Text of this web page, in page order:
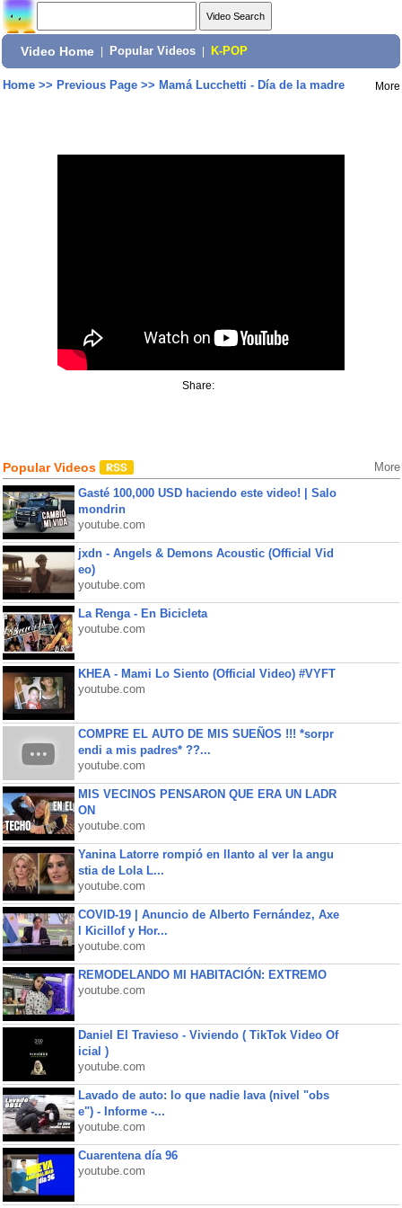
Video Home Popular Videos K-POP
Home>> Previous Page>> Mamá Lucchetti - Día de la madre More
Share:
Popular Videos More
Gasté 100,000 USD haciendo este video! | Salo
mondrin
youtube.com
jxdn - Angels & Demons Acoustic (Official Vid
eo)
youtube.com
La Renga - En Bicicleta
youtube.com
KHEA - Mami Lo Siento (Official Video) #VYFT
youtube.com
COMPRE EL AUTO DE MIS SUEÑOS !!! *sorpr
endi a mis padres* ??...
youtube.com
MIS VECINOS PENSARON QUE ERA UN LADR
ON
youtube.com
Yanina Latorre rompió en llanto al ver la angu
stia de Lola L...
youtube.com
COVID-19 | Anuncio de Alberto Fernández, Axe
l Kicillof y Hor...
youtube.com
REMODELANDO MI HABITACIÓN: EXTREMO
youtube.com
Daniel El Travieso - Viviendo ( TikTok Video Of
icial )
youtube.com
Lavado de auto: lo que nadie lava (nivel "obs
e") - Informe -...
youtube.com
Cuarentena día 96
youtube.com